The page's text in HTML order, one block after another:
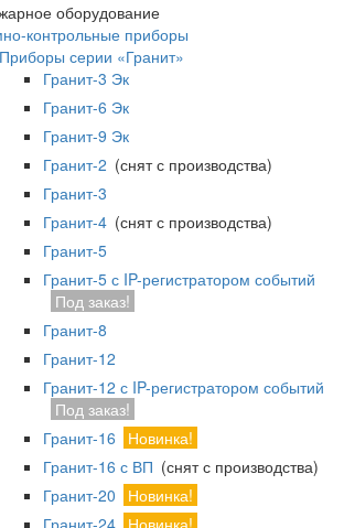
оборудование
контрольные приборы
Приборы серии «Гранит»
Гранит-3 Эк
Гранит-6 Эк
Гранит-9 Эк
Гранит-2 (снят с производства)
Гранит-3
Гранит-4 (снят с производства)
Гранит-5
Гранит-5 с IP-регистратором событий
Под заказ!
Гранит-8
Гранит-12
Гранит-12 с IP-регистратором событий
Под заказ!
Гранит-16
Новинка!
Гранит-16 с ВП (снят с производства)
Гранит-20
Новинка!
Гранит-24 Новинка!